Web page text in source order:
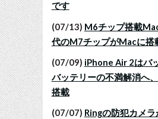
です
(07/13) M6チップ搭載
代のM7チップがMacに搭
(07/09) iPhone Air 2はバ
バッテリーの不満解消へ
搭載
(07/07) Ringの防犯カメ